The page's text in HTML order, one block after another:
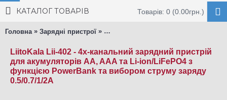
Товарів: 0 (0.00грн.)
КАТАЛОГ ТОВАРІВ
Головна » Зарядні пристрої » LiitoKala Lii-402 - зарядний пристрій
LiitoKala Lii-402 - 4х-канальний зарядний пристрій
для акумуляторів AA, AAA та Li-ion/LiFePO4 з
функцією PowerBank та вибором струму заряду
0.5/0.7/1/2А